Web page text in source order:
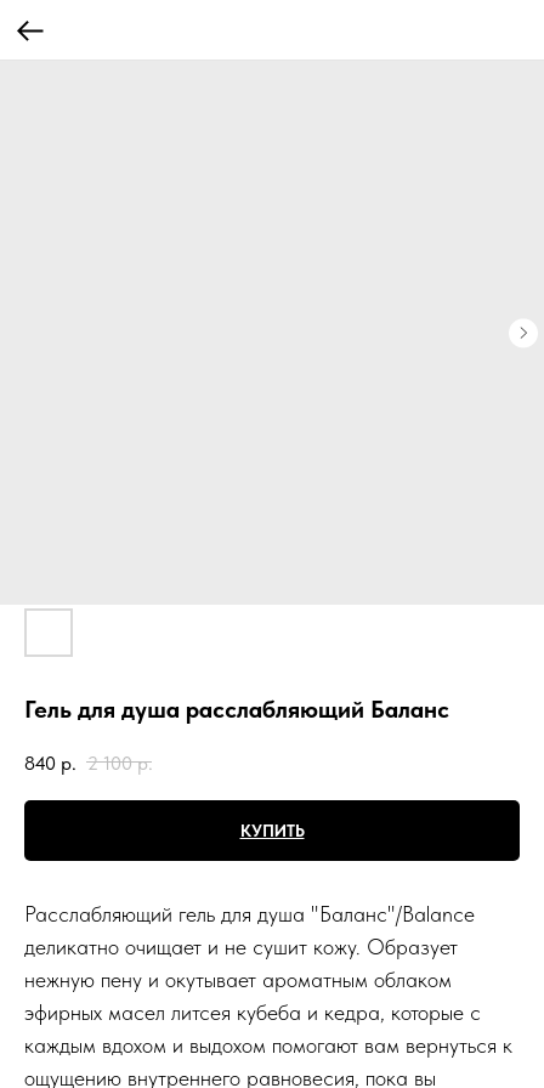
Гель для душа расслабляющий Баланс
840 р. 2 100 р.
КУПИТЬ
Расслабляющий гель для душа "Баланс"/Balance
деликатно очищает и не сушит кожу. Образует
нежную пену и окутывает ароматным облаком
эфирных масел литсея кубеба и кедра, которые с
каждым вдохом и выдохом помогают вам вернуться к
ощущению внутреннего равновесия, пока вы